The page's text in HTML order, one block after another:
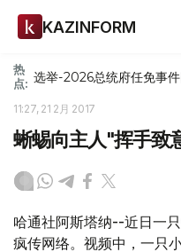
KAZINFORM
热
点: 选举-2026总统府任免事件
11:27, 21 2月 2017
蜥蜴向主人"挥手致
哈通社阿斯塔纳--近日一
疯传网络。视频中，一只